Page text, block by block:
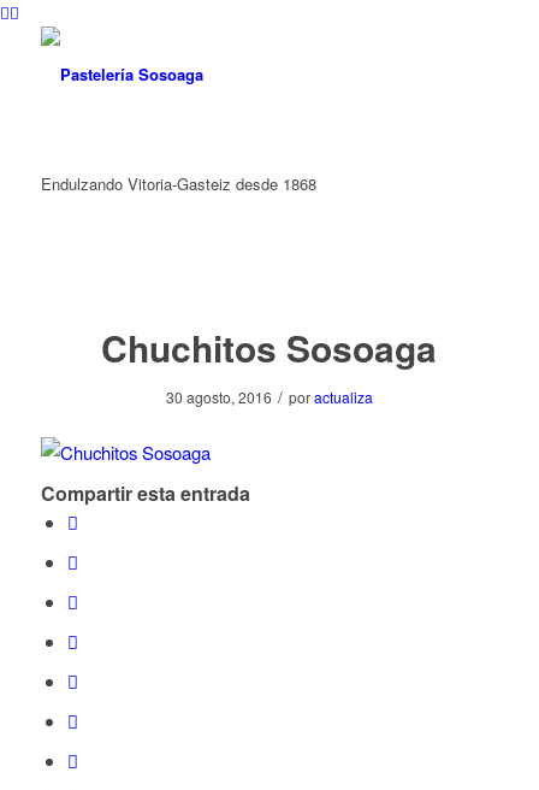
Endulzando Vitoria-Gasteiz desde 1868
Chuchitos Sosoaga
30 agosto, 2016 / poractualiza
Compartir esta entrada